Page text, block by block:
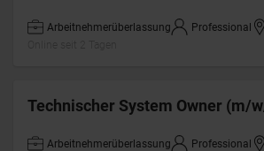
Arbeitnehmerüberlassung Professional
Technischer System Owner (m/
Arbeitnehmerüberlassung Professional